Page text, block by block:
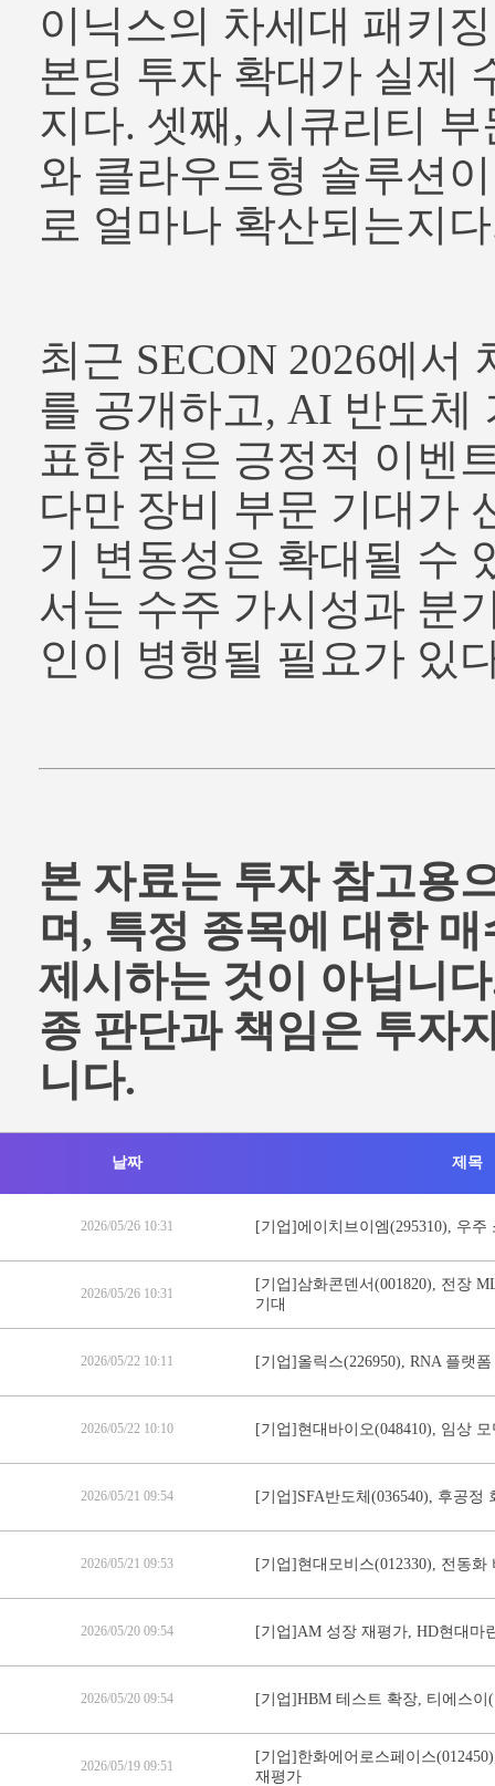
이닉스의 차세대 패키
본딩 투자 확대가 실제
지다. 셋째, 시큐리티
와 클라우드형 솔루션
로 얼마나 확산되는지
최근 SECON 2026에서
를 공개하고, AI 반도체
표한 점은 긍정적 이벤
다만 장비 부문 기대가
기 변동성은 확대될 수
서는 수주 가시성과 분
인이 병행될 필요가 있
본 자료는 투자 참고용
며, 특정 종목에 대한 매
제시하는 것이 아닙니
종 판단과 책임은 투자
니다.
날짜 제목
2026/05/26 10:31 [기업]에이치브이엠(295310), 우주
2026/05/26 10:31
[기업]삼화콘덴서(001820), 전장
기대
2026/05/22 10:11 [기업]올릭스(226950), RNA 플랫
2026/05/22 10:10 [기업]현대바이오(048410), 임상
2026/05/21 09:54 [기업]SFA반도체(036540), 후공정
2026/05/21 09:53 [기업]현대모비스(012330), 전동
2026/05/20 09:54 [기업]AM 성장 재평가, HD현대마
2026/05/20 09:54 [기업]HBM 테스트 확장, 티에스이
2026/05/19 09:51
[기업]한화에어로스페이스
재평가